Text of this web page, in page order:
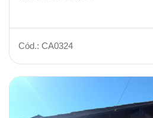
Cód.: CA0324